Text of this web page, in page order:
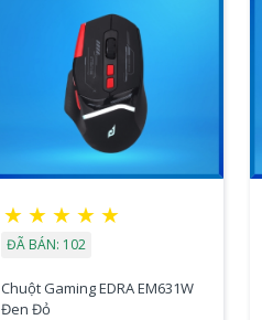
★ ★ ★ ★ ★
ĐÃ BÁN: 102
Chuột Gaming EDRA EM631W
Đen Đỏ